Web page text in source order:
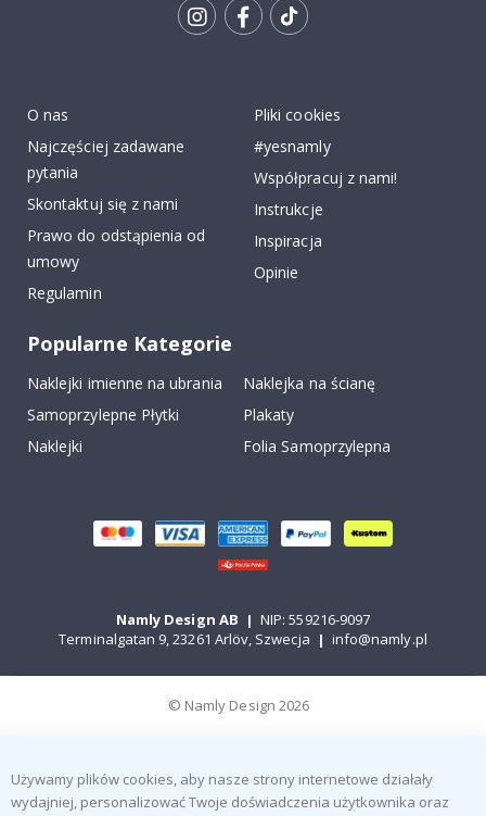
O nas
Najczęściej zadawane
pytania
Skontaktuj się z nami
Prawo do odstąpienia od
umowy
Regulamin
Pliki cookies
#yesnamly
Współpracuj z nami!
Instrukcje
Inspiracja
Opinie
Popularne Kategorie
Naklejki imienne na ubrania
Naklejka na ścianę
Samoprzylepne Płytki
Plakaty
Naklejki
Folia Samoprzylepna
Namly Design AB | NIP: 559216-9097
Terminalgatan 9, 23261 Arlöv, Szwecja | info@namly.pl
© Namly Design 2026
Używamy plików cookies, aby nasze strony internetowe działały
wydajniej, personalizować Twoje doświadczenia użytkownika oraz